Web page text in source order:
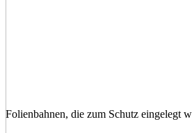
Folienbahnen, die zum Schutz eingelegt